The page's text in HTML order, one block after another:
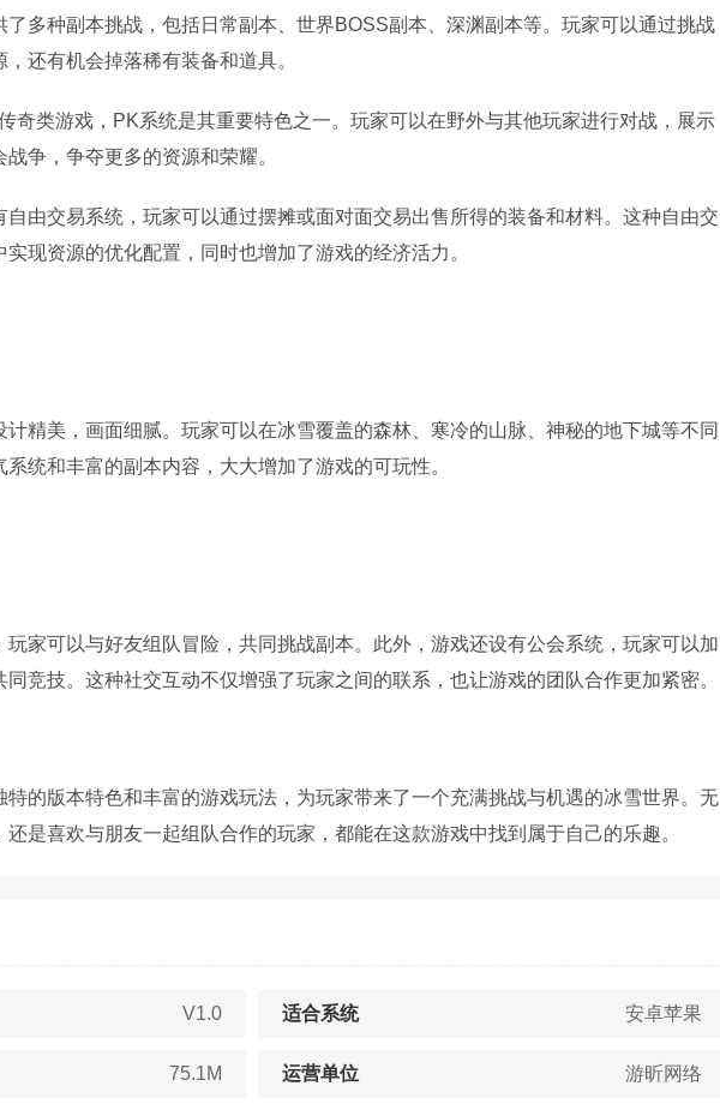
了多种副本挑战，包括日常副本、世界BOSS副本、深渊副本等。玩家可以通过挑战
还有机会掉落稀有装备和道具。
奇类游戏，PK系统是其重要特色之一。玩家可以在野外与其他玩家进行对战，展示
争，争夺更多的资源和荣耀。
自由交易系统，玩家可以通过摆摊或面对面交易出售所得的装备和材料。这种自由交
现资源的优化配置，同时也增加了游戏的经济活力。
精美，画面细腻。玩家可以在冰雪覆盖的森林、寒冷的山脉、神秘的地下城等不同
统和丰富的副本内容，大大增加了游戏的可玩性。
家可以与好友组队冒险，共同挑战副本。此外，游戏还设有公会系统，玩家可以加
同竞技。这种社交互动不仅增强了玩家之间的联系，也让游戏的团队合作更加紧密。
特的版本特色和丰富的游戏玩法，为玩家带来了一个充满挑战与机遇的冰雪世界。无
是喜欢与朋友一起组队合作的玩家，都能在这款游戏中找到属于自己的乐趣。
V1.0 适合系统 安卓苹果
75.1M 运营单位 游昕网络